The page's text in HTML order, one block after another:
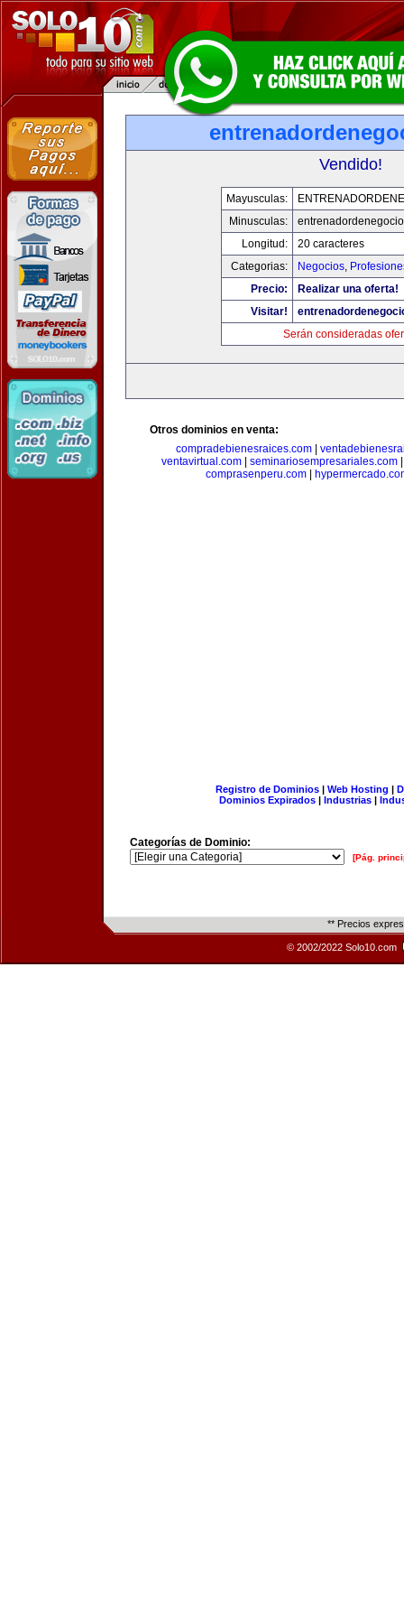
Vendido!
Mayusculas:
Minusculas:
Longitud:
20 caracteres
Categorias:
Negocios,
Precio:
Realizar una oferta!
Visitar!
Serán consideradas
Otros dominios en venta:
compradebienesraices.com
ventavirtual.com
seminariosempresariales.com
comprasenperu.com|
Registro de Dominios| Web Hosting |
Dominios Expirados | Industrias |
Categorías de Dominio:
[Pág.
** Precios
© 2002/2022 Solo10.com